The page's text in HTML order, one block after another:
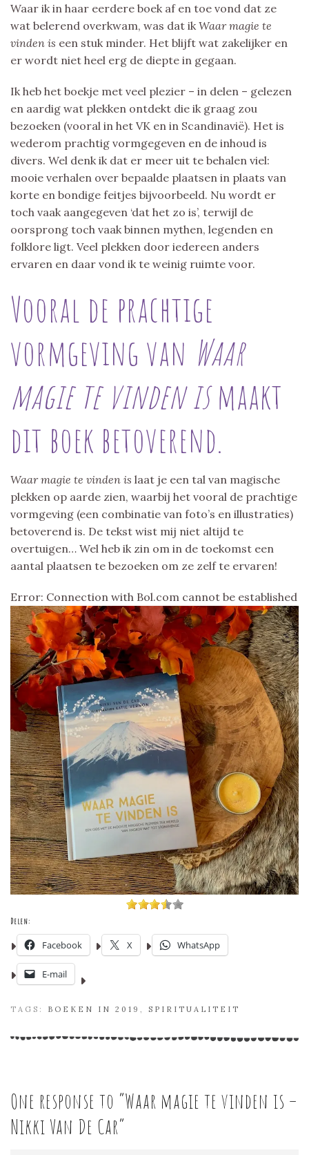
Waar ik in haar eerdere boek af en toe vond dat ze
wat belerend overkwam, was dat ik Waar magie te
vinden is een stuk minder. Het blijft wat zakelijker en
er wordt niet heel erg de diepte in gegaan.
Ik heb het boekje met veel plezier – in delen – gelezen
en aardig wat plekken ontdekt die ik graag zou
bezoeken (vooral in het VK en in Scandinavië). Het is
wederom prachtig vormgegeven en de inhoud is
divers. Wel denk ik dat er meer uit te behalen viel:
mooie verhalen over bepaalde plaatsen in plaats van
korte en bondige feitjes bijvoorbeeld. Nu wordt er
toch vaak aangegeven ‘dat het zo is’, terwijl de
oorsprong toch vaak binnen mythen, legenden en
folklore ligt. Veel plekken door iedereen anders
ervaren en daar vond ik te weinig ruimte voor.
Vooral de prachtige
vormgeving van Waar
magie te vinden ismaakt
dit boek betoverend.
Waar magie te vinden is laat je een tal van magische
plekken op aarde zien, waarbij het vooral de prachtige
vormgeving (een combinatie van foto’s en illustraties)
betoverend is. De tekst wist mij niet altijd te
overtuigen… Wel heb ik zin om in de toekomst een
aantal plaatsen te bezoeken om ze zelf te ervaren!
Error: Connection with Bol.com cannot be established
Delen:
Facebook X WhatsApp
E-mail
TAGS: BOEKEN IN 2019 SPIRITUALITEIT
One response to “Waar magie te vinden is –
Nikki Van De Car”